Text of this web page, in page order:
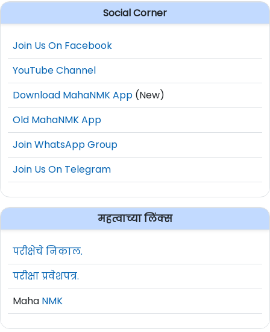
Social Corner
Join Us On Facebook
YouTube Channel
Download MahaNMK App (New)
Old MahaNMK App
Join WhatsApp Group
Join Us On Telegram
महत्वाच्या लिंक्स
परीक्षेचे निकाल.
परीक्षा प्रवेशपत्र.
Maha NMK